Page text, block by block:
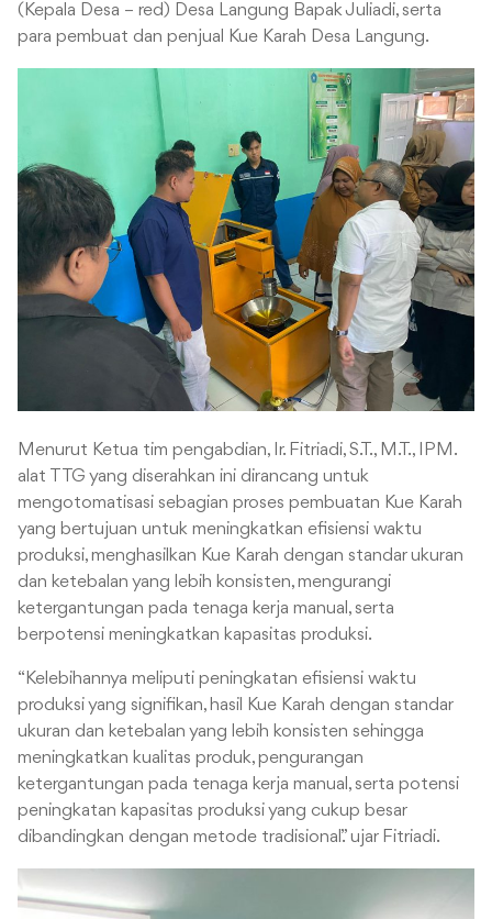
(Kepala Desa – red) Desa Langung Bapak Juliadi, serta
para pembuat dan penjual Kue Karah Desa Langung.
Menurut Ketua tim pengabdian, Ir. Fitriadi, S.T., M.T., IPM.
alat TTG yang diserahkan ini dirancang untuk
mengotomatisasi sebagian proses pembuatan Kue Karah
yang bertujuan untuk meningkatkan efisiensi waktu
produksi, menghasilkan Kue Karah dengan standar ukuran
dan ketebalan yang lebih konsisten, mengurangi
ketergantungan pada tenaga kerja manual, serta
berpotensi meningkatkan kapasitas produksi.
“Kelebihannya meliputi peningkatan efisiensi waktu
produksi yang signifikan, hasil Kue Karah dengan standar
ukuran dan ketebalan yang lebih konsisten sehingga
meningkatkan kualitas produk, pengurangan
ketergantungan pada tenaga kerja manual, serta potensi
peningkatan kapasitas produksi yang cukup besar
dibandingkan dengan metode tradisional.” ujar Fitriadi.